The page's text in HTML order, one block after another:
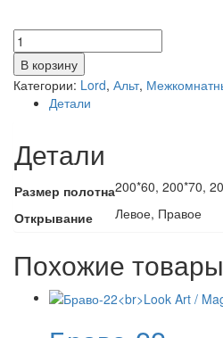
Количество
товара
Альтро
Ф17
В корзину
Категории: Lord, Альт,
Детали
Детали
Размер полотна200*60, 200*70,
Открывание
Левое, Правое
Похожие товары